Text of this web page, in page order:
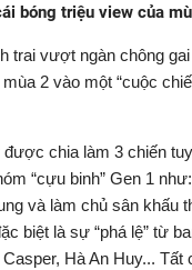
bóng triệu view của
trai vượt ngàn chông
2 vào một “cuộc
chia làm 3 chiến
“cựu binh” Gen 1
và làm chủ sân
biệt là sự “phá lệ” từ
Hà An Huy...